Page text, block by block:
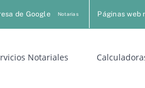
de Google Notarias Páginas web
Notariales